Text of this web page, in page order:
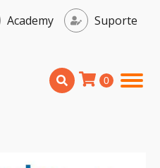
Academy Suporte